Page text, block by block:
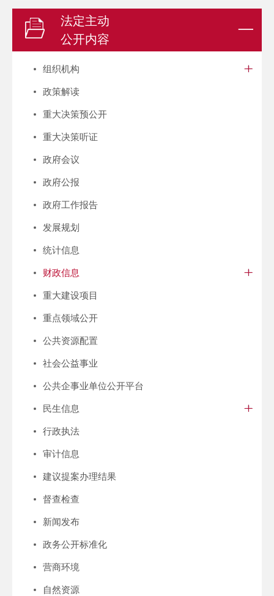
法定主动
公开内容
组织机构
政策解读
重大决策预公开
重大决策听证
政府会议
政府公报
政府工作报告
发展规划
统计信息
财政信息
重大建设项目
重点领域公开
公共资源配置
社会公益事业
公共企事业单位公开平台
民生信息
行政执法
审计信息
建议提案办理结果
督查检查
新闻发布
政务公开标准化
营商环境
自然资源